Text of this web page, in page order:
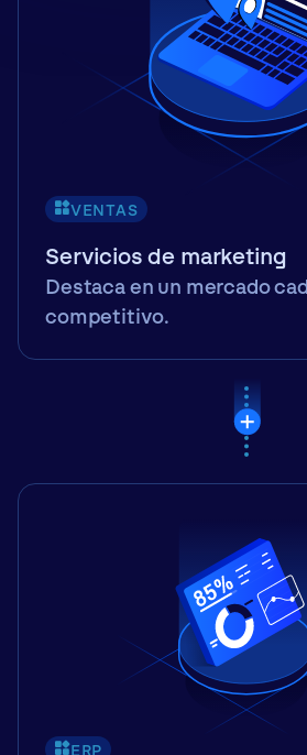
VENTAS
Servicios de marketing
Destaca en un mercado
competitivo.
ERP